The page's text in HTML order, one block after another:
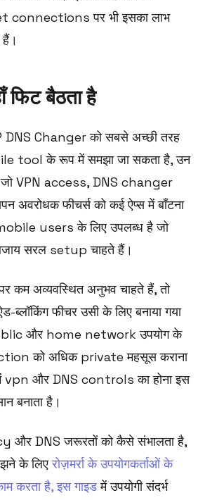
पर भी इसका लाभ
फिट बैठता है
DNS Changer को सबसे अच्छी तरह
tool के रूप में समझा जा सकता है, उन
जो VPN access, DNS changer
अवरोधक फीचर्स को कई ऐप्स में बाँटना
users के लिए उपलब्ध है जो
सरल setup चाहते हैं।
कम अव्यवस्थित अनुभव चाहते हैं, तो
ब्लॉकिंग फीचर उसी के लिए बनाया गया
और home network उपयोग के
को अधिक private महसूस कराना
में vpn और DNS controls का होना इस
बनाता है।
और DNS जरूरतों को कैसे संभालता है,
के लिएरोज़मर्रा के उपयोगकर्ताओं के
करता है, इस गाइडमें उपयोगी संदर्भ